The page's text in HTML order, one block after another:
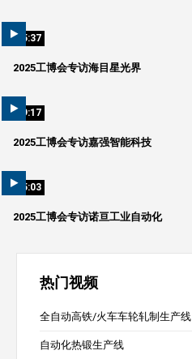
05:37
2025工博会专访海目星光界
09:17
2025工博会专访嘉强智能科技
05:03
2025工博会专访诺亘工业自动化
热门视频
全自动高铁/火车车轮轧制生产线
自动化热锻生产线